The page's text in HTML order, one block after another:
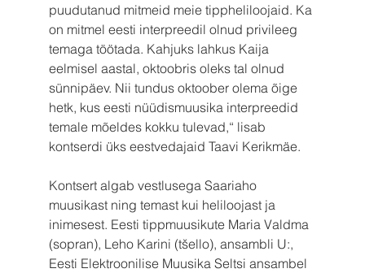
puudutanud mitmeid meie tippheliloojaid. Ka
on mitmel eesti interpreedil olnud privileeg
temaga töötada. Kahjuks lahkus Kaija
eelmisel aastal, oktoobris oleks tal olnud
sünnipäev. Nii tundus oktoober olema õige
hetk, kus eesti nüüdismuusika interpreedid
temale mõeldes kokku tulevad,“ lisab
kontserdi üks eestvedajaid Taavi Kerikmäe.
Kontsert algab vestlusega Saariaho
muusikast ning temast kui heliloojast ja
inimesest. Eesti tippmuusikute Maria Valdma
(sopran), Leho Karini (tšello), ansambli U:,
Eesti Elektroonilise Muusika Seltsi ansambel